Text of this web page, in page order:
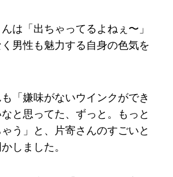
は「出ちゃってるよねぇ〜」
男性も魅力する自身の色気を
「嫌味がないウインクができ
と思ってた、ずっと。もっと
う」と、片寄さんのすごいと
しました。